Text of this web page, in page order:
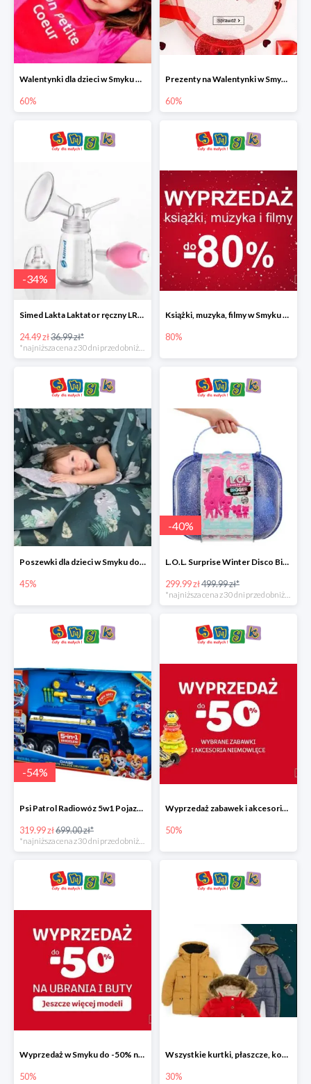
Walentynki dla dzieci w Smyku do -60%
60%
Prezenty na Walentynki w Smyku do -60%
60%
-34%
Simed Lakta Laktator ręczny LR-8 -34%
24.49 zł36.99 zł*
*najniższa cena z 30 dni przed obniżką
Książki, muzyka, filmy w Smyku do -80%
80%
Poszewki dla dzieci w Smyku do -45%
45%
-40%
L.O.L. Surprise Winter Disco Bigger Surprise Zestaw laleczek w walizce -40%
299.99 zł499.99 zł*
-54%
Psi Patrol Radiowóz 5w1 Pojazd ratunkowy z figurką Chase'a
319.99 zł699.00 zł*
Wyprzedaż zabawek i akcesoriów niemowlęcych w Smyku do -50%
50%
Wyprzedaż w Smyku do -50% na ubrania i buty
50%
Wszystkie kurtki, płaszcze, kombinezony i spodnie narciarskie -30%
30%